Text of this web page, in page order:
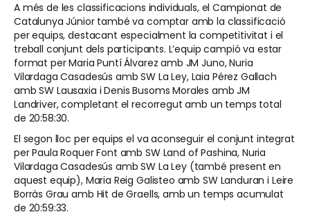
A més de les classificacions individuals, el Campionat de
Catalunya Júnior també va comptar amb la classificació
per equips, destacant especialment la competitivitat i el
treball conjunt dels participants. L’equip campió va estar
format per Maria Puntí Álvarez amb JM Juno, Nuria
Vilardaga Casadesús amb SW La Ley, Laia Pérez Gallach
amb SW Lausaxia i Denis Busoms Morales amb JM
Landriver, completant el recorregut amb un temps total
de 20:58:30.
El segon lloc per equips el va aconseguir el conjunt integrat
per Paula Roquer Font amb SW Land of Pashina, Nuria
Vilardaga Casadesús amb SW La Ley (també present en
aquest equip), Maria Reig Galisteo amb SW Landuran i Leire
Borràs Grau amb Hit de Graells, amb un temps acumulat
de 20:59:33.